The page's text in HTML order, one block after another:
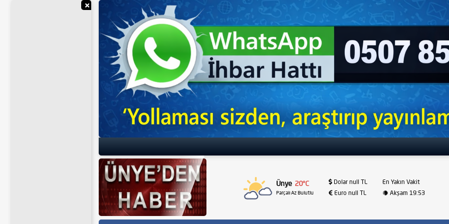
Ünye 20°C
Parçalı Az Bulutlu
Dolar null TL
Euro null TL
En Yakın Vakit
Akşam 19:53